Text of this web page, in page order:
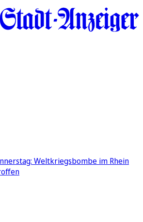
Weltkriegsbombe im Rhein